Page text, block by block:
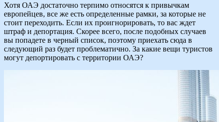
Хотя ОАЭ достаточно терпимо относятся к привычкам
европейцев, все же есть определенные рамки, за которые не
стоит переходить. Если их проигнорировать, то вас ждет
штраф и депортация. Скорее всего, после подобных случаев
вы попадете в черный список, поэтому приехать сюда в
следующий раз будет проблематично. За какие вещи туристов
могут депортировать с территории ОАЭ?